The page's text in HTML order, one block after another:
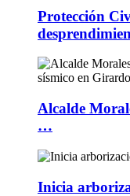
Protección
Alcalde
…
Inicia